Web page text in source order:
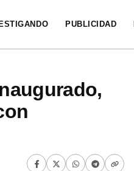
PUBLICIDAD